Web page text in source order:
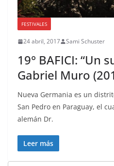
FESTIVALES
24 abril, 2017 Sami Schuster
19° BAFICI: “Un
Gabriel Muro
Nueva Germania es un
San Pedro en Paraguay, el
alemán Dr.
Leer más